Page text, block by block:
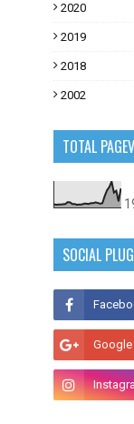
2020
2019
2018
2002
TOTAL
SOCIAL